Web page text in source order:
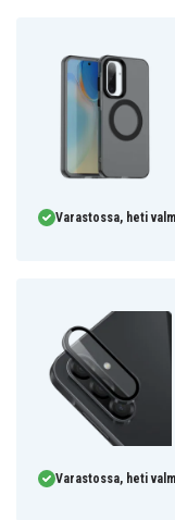
Varastossa, heti
Varastossa, heti